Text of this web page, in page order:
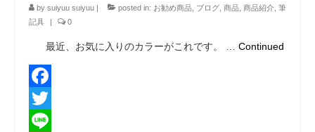
by suiyuu suiyuu posted in: お勧め商品, ブログ, 商品, 商品紹介, 筆
記具
0
最近、お気に入りのカラーがこれです。 … Continued
Facebook
Twitter